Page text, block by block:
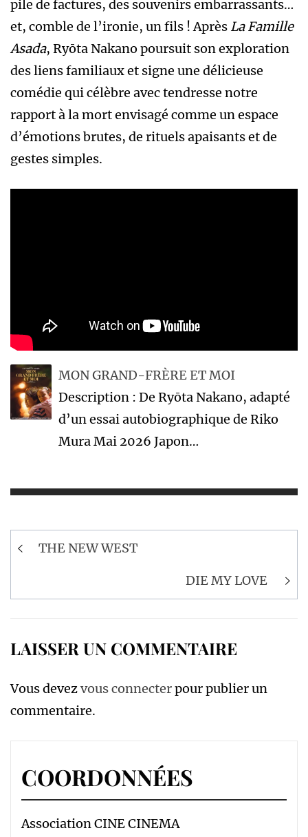
pile de factures, des souvenirs embarrassants…
et, comble de l’ironie, un fils ! Après La Famille
Asada, Ryōta Nakano poursuit son exploration
des liens familiaux et signe une délicieuse
comédie qui célèbre avec tendresse notre
rapport à la mort envisagé comme un espace
d’émotions brutes, de rituels apaisants et de
gestes simples.
MON GRAND-FRÈRE ET MOI
Description : De Ryōta Nakano, adapté
d’un essai autobiographique de Riko
Mura Mai 2026 Japon…
Navigation
THE NEW WEST
DIE MY LOVE
LAISSER UN COMMENTAIRE
Vous devezvous connecterpour publier un
commentaire.
COORDONNÉES
Association CINE CINEMA